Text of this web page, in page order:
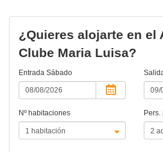
¿Quieres alojarte en el
Clube Maria Luisa?
Entrada Sábado
Nº habitaciones